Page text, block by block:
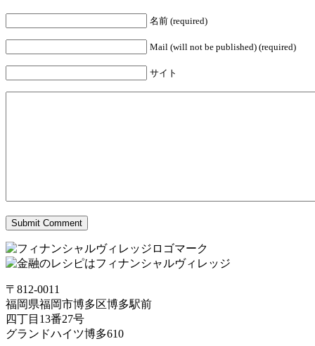
名前 (required)
Mail (will not be published) (required)
サイト
〒812-0011
福岡県福岡市博多区博多駅前
四丁目13番27号
グランドハイツ博多610